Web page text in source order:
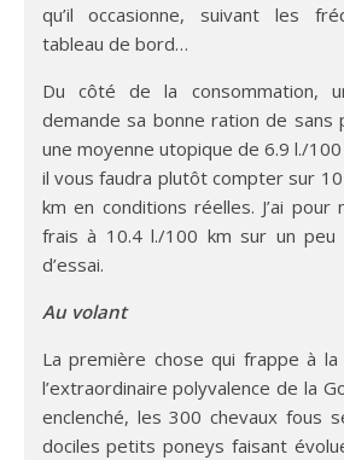
qu’il occasionne, suivant les
tableau de bord…
Du côté de la consommation,
demande sa bonne ration de sans
une moyenne utopique de 6.9 l./
il vous faudra plutôt compter sur
km en conditions réelles. J’ai
frais à 10.4 l./100 km sur un peu
d’essai.
Au volant
La première chose qui frappe à
l’extraordinaire polyvalence de la
enclenché, les 300 chevaux fous
dociles petits poneys faisant